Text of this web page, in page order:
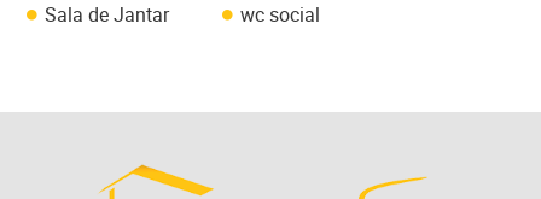
Sala de Jantar
wc social